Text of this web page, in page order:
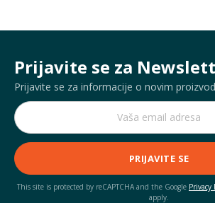
Prijavite se za
Prijavite se za informacije o novim
PRIJAVITE SE
This site is protected by reCAPTCHA and the Google Privacy
apply.